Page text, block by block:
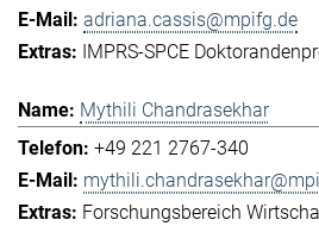
adriana.cassis@mpifg.de
IMPRS-SPCE
Mythili Chandrasekhar
+49 221 2767-340
Forschungsbereich